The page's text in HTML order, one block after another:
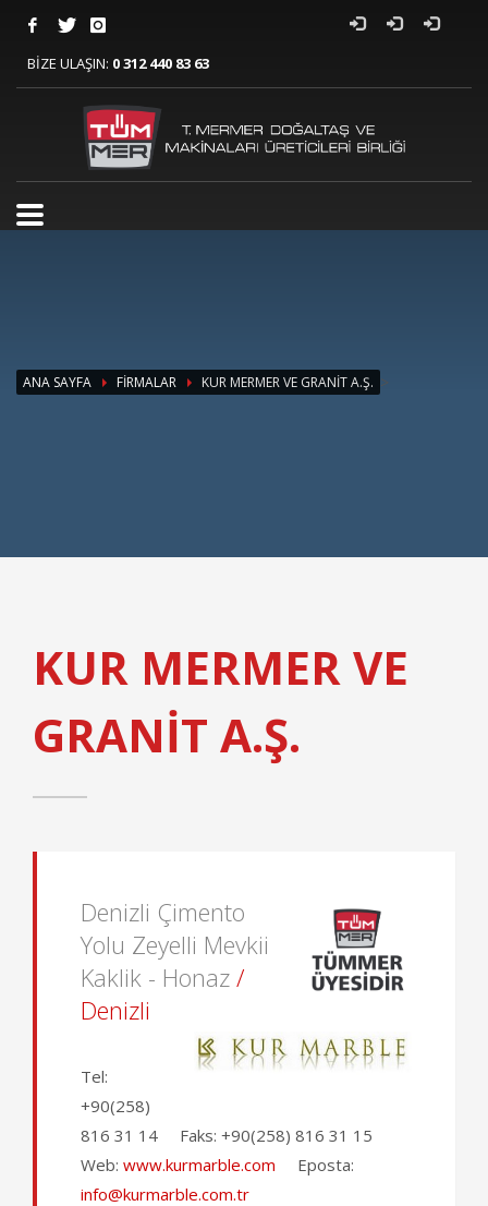
BİZE ULAŞIN: 0 312 440 83 63
ANA SAYFA FİRMALAR KUR MERMER VE GRANİT A.Ş. >
KUR MERMER VE
GRANİT A.Ş.
Denizli Çimento
Yolu Zeyelli Mevkii
Kaklik - Honaz /
Denizli
Tel:
+90(258)
816 31 14 Faks: +90(258) 816 31 15
Web: www.kurmarble.com Eposta:
info@kurmarble.com.tr